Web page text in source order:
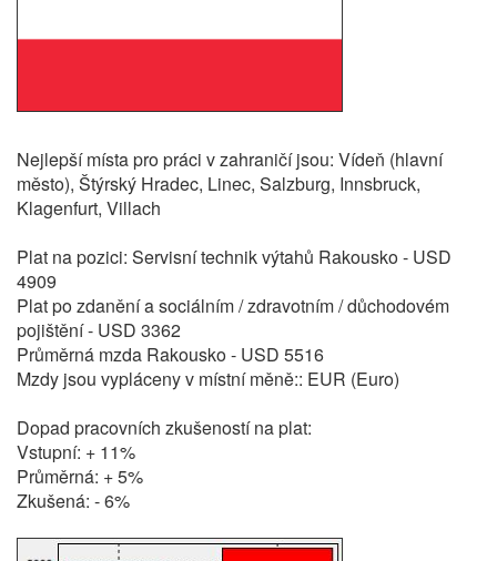
Nejlepší místa pro práci v zahraničí jsou: Vídeň (hlavní
město), Štýrský Hradec, Linec, Salzburg, Innsbruck,
Klagenfurt, Villach
Plat na pozici: Servisní technik výtahů Rakousko - USD
4909
Plat po zdanění a sociálním / zdravotním / důchodovém
pojištění - USD 3362
Průměrná mzda Rakousko - USD 5516
Mzdy jsou vypláceny v místní měně:: EUR (Euro)
Dopad pracovních zkušeností na plat:
Vstupní: + 11%
Průměrná: + 5%
Zkušená: - 6%